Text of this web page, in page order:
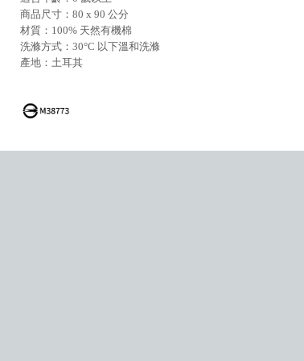
商品尺寸：80 x 90 公分
材質：100% 天然有機棉
洗滌方式：30°C 以下溫和洗滌
產地：土耳其